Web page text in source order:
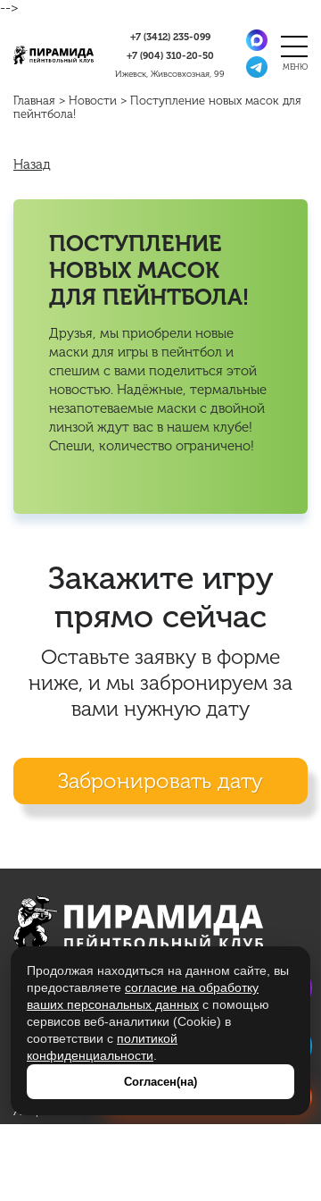
-->
Получить расчет стоимости
Продолжая находиться на данном сайте, вы
предоставляете согласие на обработку
ваших персональных данных с помощью
сервисов веб-аналитики (Cookie) в
соответствии с политикой
конфиденциальности
Согласен(на)
+7 (3412)235-099
+7 (904)310-20-50
Ижевск, Живсовхозная, 99
Главная > Новости > Поступление новых масок для
пейнтбола!
Назад
ПОСТУПЛЕНИЕ
НОВЫХ МАСОК
ДЛЯ ПЕЙНТБОЛА!
Друзья, мы приобрели новые
маски для игры в пейнтбол и
спешим с вами поделиться этой
новостью. Надёжные, термальные
незапотеваемые маски с двойной
линзой ждут вас в нашем клубе!
Спеши, количество ограничено!
Закажите игру
прямо сейчас
Оставьте заявку в форме
ниже, и мы забронируем за
вами нужную дату
Забронировать дату
ПЛОЩАДКИ
ЗОНА ОТДЫХА
АКЦИИ